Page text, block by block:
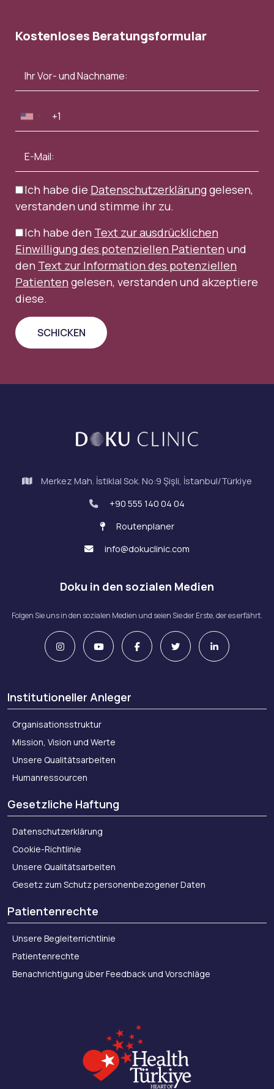
Kostenloses Beratungsformular
Ich habe die Datenschutzerklärunggelesen,
verstanden und stimme ihr zu.
Ich habe den Text zur ausdrücklichen
Einwilligung des potenziellen Patienten und
den Text zur Information des potenziellen
Patienten gelesen, verstanden und akzeptiere
diese.
Merkez Mah. İstiklal Sok. No:9 Şişli, İstanbul/Türkiye
+90 555 140 04 04
Routenplaner
info@dokuclinic.com
Doku in den sozialen Medien
Folgen Sie uns in den sozialen Medien und seien Sie der Erste, der es erfährt.
Institutioneller Anleger
Organisationsstruktur
Mission, Vision und Werte
Unsere Qualitätsarbeiten
Humanressourcen
Gesetzliche Haftung
Datenschutzerklärung
Cookie-Richtlinie
Unsere Qualitätsarbeiten
Gesetz zum Schutz personenbezogener Daten
Patientenrechte
Unsere Begleiterrichtlinie
Patientenrechte
Benachrichtigung über Feedback und Vorschläge